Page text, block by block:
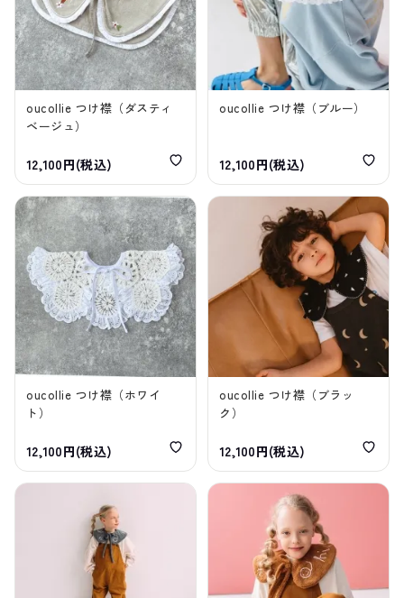
oucollie つけ襟（ダスティ
ベージュ）
12,100円(税込)
oucollie つけ襟（ブルー）
12,100円(税込)
oucollie つけ襟（ホワイ
ト）
12,100円(税込)
oucollie つけ襟（ブラッ
ク）
12,100円(税込)